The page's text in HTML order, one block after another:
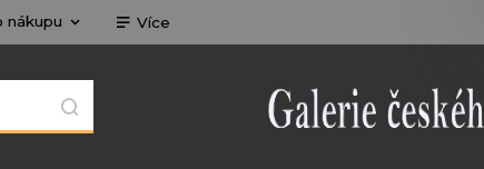
nákupu Více